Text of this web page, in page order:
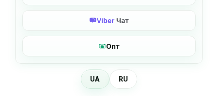
Viber Чат
Опт
UA RU